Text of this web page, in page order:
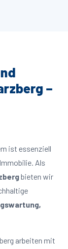
–
ist essenziell
Als
bieten wir
arbeiten mit